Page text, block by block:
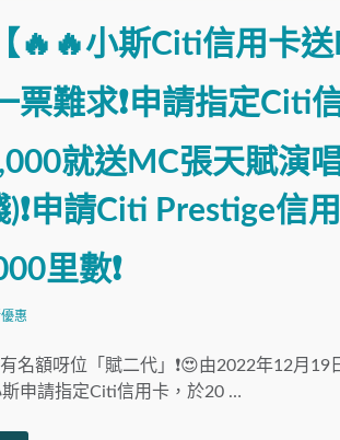
【🔥🔥小斯Citi信用卡送
票難求❗申請指定Citi
就送MC張天賦演
)❗申請Citi Prestige信
里數❗
惠
名額呀位「賦二代」❗😍由2022年12月19
申請指定Citi信用卡，於20 …